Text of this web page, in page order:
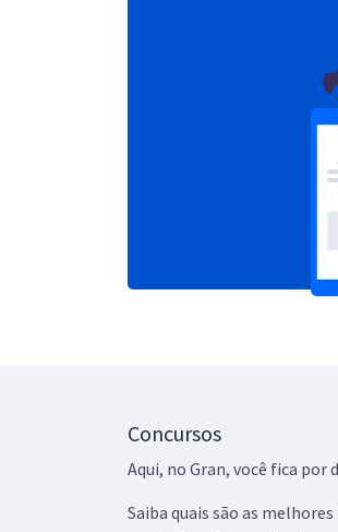
Concursos
Aqui, no Gran, você fica
Saiba quais são as